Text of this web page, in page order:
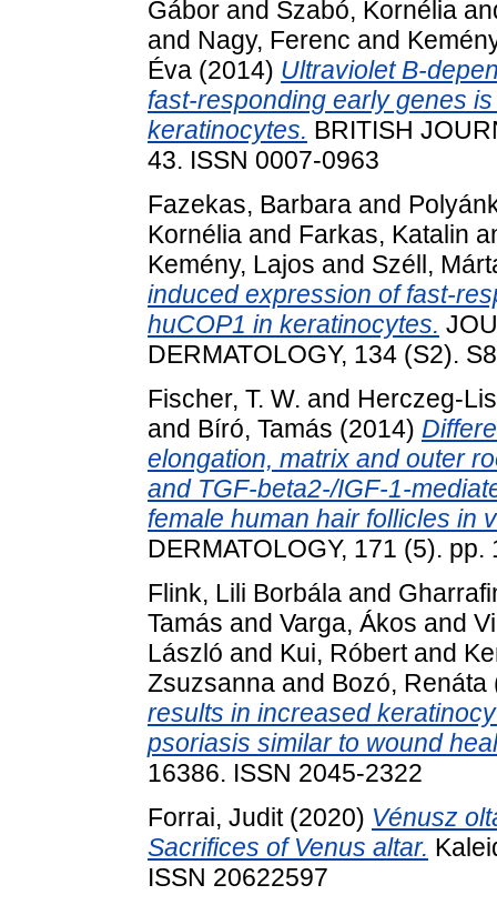
Gábor and Szabó, Kornélia
and Nagy, Ferenc and
Éva (2014) Ultraviolet B-
fast-responding early genes
keratinocytes. BRITISH
43. ISSN 0007-0963
Fazekas, Barbara and
Kornélia and Farkas, Katalin
Kemény, Lajos and Széll,
induced expression of fast-
huCOP1 in keratinocytes.
DERMATOLOGY, 134 (S2).
Fischer, T. W. and Herczeg-
and Bíró, Tamás (2014)
elongation, matrix and outer
and TGF-beta2-/IGF-1-
female human hair follicles in
DERMATOLOGY, 171 (5).
Flink, Lili Borbála and
Tamás and Varga, Ákos and
László and Kui, Róbertand
Zsuzsanna and Bozó, Renáta
results in increased
psoriasis similar to wound
16386. ISSN 2045-2322
Forrai, Judit(2020) Vénusz
Sacrifices of Venus altar.
ISSN 20622597